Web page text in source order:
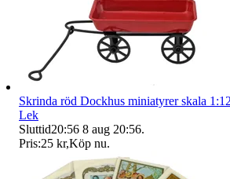
Skrinda röd Dockhus miniatyrer skala
Lek
Sluttid20:56 8 aug 20:56.
Pris:25 kr,Köp nu.